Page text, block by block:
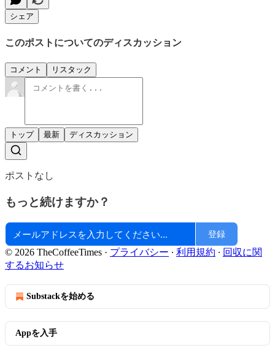
シェア
このポストについてのディスカッション
コメント リスタック
トップ 最新 ディスカッション
ポストなし
もっと続けますか？
登録
© 2026 TheCoffeeTimes · プライバシー ∙ 利用規約 ∙ 回収に関
するお知らせ
Substackを始める
Appを入手